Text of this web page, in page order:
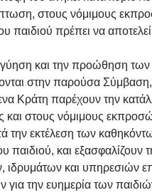
στους νόμιμους
παιδιού πρέπει να
και την προώθηση
στην παρούσα
Κράτη παρέχουν την
και στους νόμιμους
την εκτέλεση των
παιδιού, και εξασφαλίζουν
ιδρυμάτων και υπηρεσιών
για την ευημερία των